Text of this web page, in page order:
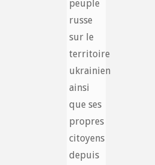
peuple
russe
sur le
territoire
ukrainien
ainsi
que ses
propres
citoyens
depuis